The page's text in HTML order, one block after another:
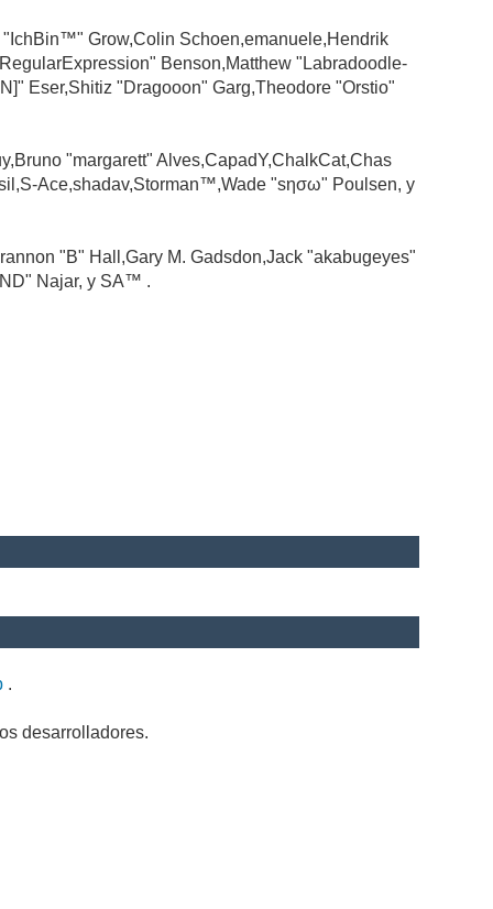
Grow,Colin Schoen,emanuele,Hendrik
Benson,Matthew "Labradoodle-
Eser,Shitiz "Dragooon" Garg,Theodore "Orstio"
"margarett" Alves,CapadY,ChalkCat,Chas
Ace,shadav,Storman™,Wade "sησω" Poulsen, y
"B" Hall,Gary M. Gadsdon,Jack "akabugeyes"
Najar, y SA™ .
.
desarrolladores.